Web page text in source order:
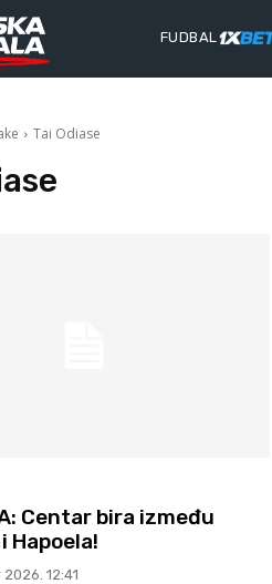
FUDBAL
Tai Odiase
Centar bira između
Hapoela!
12:41